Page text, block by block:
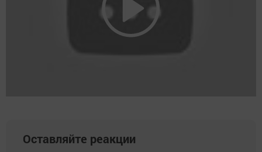
Оставляйте реакции